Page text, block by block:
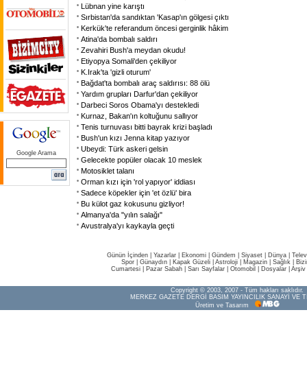
Google Arama
Lübnan yine karıştı
Sırbistan'da sandıktan 'Kasap'ın gölgesi çıktı
Kerkük'te referandum öncesi gerginlik hâkim
Atina'da bombalı saldırı
Zevahiri Bush'a meydan okudu!
Etiyopya Somali'den çekiliyor
K.Irak'ta 'gizli oturum'
Bağdat'ta bombalı araç saldırısı: 88 ölü
Yardım grupları Darfur'dan çekiliyor
Darbeci Soros Obama'yı destekledi
Kurnaz, Bakan'ın koltuğunu sallıyor
Tenis turnuvası bitti bayrak krizi başladı
Bush'un kızı Jenna kitap yazıyor
Ubeydi: Türk askeri gelsin
Gelecekte popüler olacak 10 meslek
Motosiklet talanı
Orman kızı için 'rol yapıyor' iddiası
Sadece köpekler için 'et özlü' bira
Bu külot gaz kokusunu gizliyor!
Almanya'da "yılın salağı"
Avustralya'yı kaykayla geçti
Günün İçinden Yazarlar Ekonomi Gündem Siyaset Dünya |
Spor
Günaydın Kapak Güzeli Astroloji Magazin Sağlık
Cumartesi
Pazar Sabah Sarı Sayfalar Otomobil Dosyalar Arşiv
Copyright © 2003, 2007 - Tüm hakları saklıdır.
MERKEZ GAZETE DERGİ BASIM YAYINCILIK SANAYİ VE
Üretim ve Tasarım